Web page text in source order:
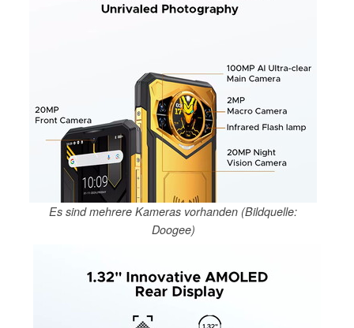
Es sind mehrere Kameras vorhanden (Bildquelle:
Doogee)